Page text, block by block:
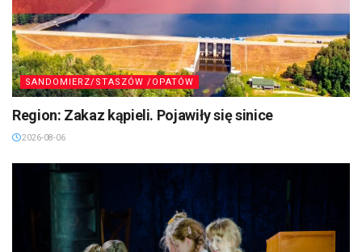
SANDOMIERZ/STASZÓW /OPATÓW
Region: Zakaz kąpieli. Pojawiły się sinice
2026-08-06